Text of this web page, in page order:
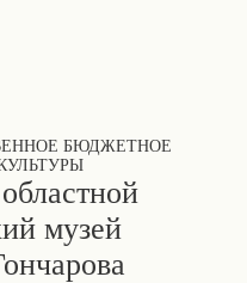
БЮДЖЕТНОЕ
музей